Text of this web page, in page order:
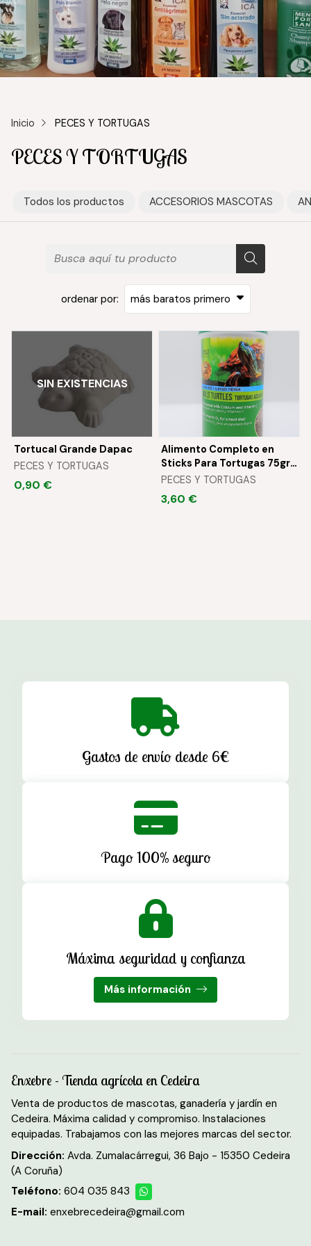
Inicio PECES Y TORTUGAS
PECES Y TORTUGAS
Todos los productos ACCESORIOS MASCOTAS
ordenar por:
SIN EXISTENCIAS
Tortucal Grande Dapac
PECES Y TORTUGAS
0,90 €
Alimento Completo en
Sticks Para Tortugas 75gr
Dapac
PECES Y TORTUGAS
3,60 €
Gastos de envío desde 6€
Pago 100% seguro
Máxima seguridad y confianza
Más información
Enxebre - Tienda agrícola en Cedeira
Venta de productos de mascotas, ganadería y jardín en
Cedeira. Máxima calidad y compromiso. Instalaciones
equipadas. Trabajamos con las mejores marcas del sector.
Dirección: Avda. Zumalacárregui, 36 Bajo - 15350 Cedeira
(A Coruña)
Teléfono: 604 035 843
E-mail: enxebrecedeira@gmail.com